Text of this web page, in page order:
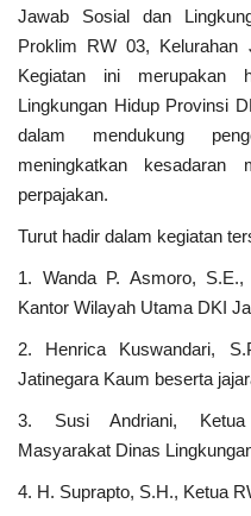
Jawab Sosial dan
Proklim RW 03, Kelurahan
Kegiatan ini merupakan
Lingkungan Hidup Provinsi
dalam mendukung
meningkatkan kesadaran
perpajakan.
Turut hadir dalam kegiatan
1. Wanda P. Asmoro,
Kantor Wilayah Utama DKI
2. Henrica Kuswandari,
Jatinegara Kaum beserta
3. Susi Andriani, Ketua
Masyarakat Dinas
4. H. Suprapto, S.H., Ketua